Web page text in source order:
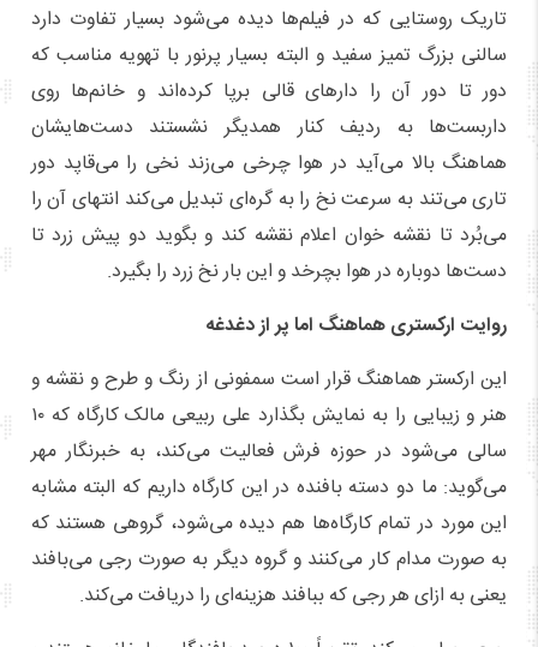
تاریک روستایی که در فیلم‌ها دیده می‌شود بسیار تفاوت دارد
سالنی بزرگ تمیز سفید و البته بسیار پرنور با تهویه مناسب که
دور تا دور آن را دارهای قالی برپا کرده‌اند و خانم‌ها روی
داربست‌ها به ردیف کنار همدیگر نشستند دست‌هایشان
هماهنگ بالا می‌آید در هوا چرخی می‌زند نخی را می‌قاپد دور
تاری می‌تند به سرعت نخ را به گره‌ای تبدیل می‌کند انتهای آن را
می‌بُرد تا نقشه خوان اعلام نقشه کند و بگوید دو پیش زرد تا
دست‌ها دوباره در هوا بچرخد و این بار نخ زرد را بگیرد.
روایت ارکستری هماهنگ اما پر از دغدغه
این ارکستر هماهنگ قرار است سمفونی از رنگ و طرح و نقشه و
هنر و زیبایی را به نمایش بگذارد علی ربیعی مالک کارگاه که ۱۰
سالی می‌شود در حوزه فرش فعالیت می‌کند، به خبرنگار مهر
می‌گوید: ما دو دسته بافنده در این کارگاه داریم که البته مشابه
این مورد در تمام کارگاه‌ها هم دیده می‌شود، گروهی هستند که
به صورت مدام کار می‌کنند و گروه دیگر به صورت رجی می‌بافند
یعنی به ازای هر رجی که ببافند هزینه‌ای را دریافت می‌کند.